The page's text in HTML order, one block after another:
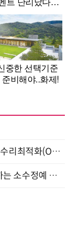
[올쇼TV] AI 시대의 의사결정을 바꾸는 수리최적화(Optimization) 소개 (8/20 생방송)
글로벌 트렌드를 읽고, 내 역할을 가늠하는 소수정예 실습 워크숍 (8/28)